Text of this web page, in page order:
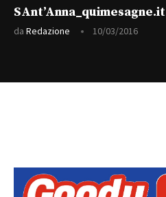
SAnt’Anna_quimesagne.it
da Redazione 10/03/2016